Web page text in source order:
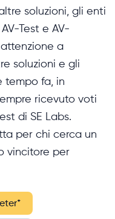
soluzioni, gli enti
Test e AV-
a
soluzioni e gli
tempo fa, in
ricevuto voti
di SE Labs.
per chi cerca un
vincitore per
*